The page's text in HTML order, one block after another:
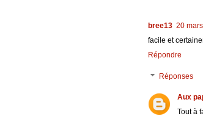
bree13 20
facile et
Répondre
Réponses
Aux
Tout à